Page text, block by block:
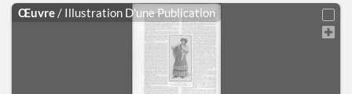
Œuvre / Illustration D'une Publication